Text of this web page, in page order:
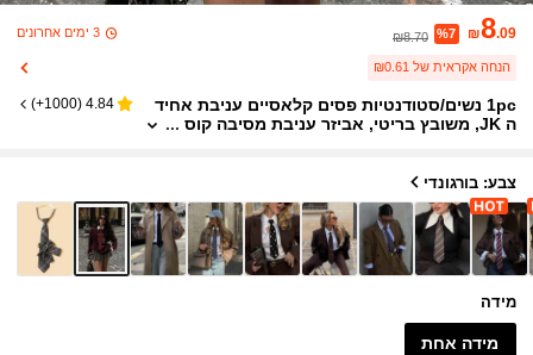
₪8.09
%7
₪8.70 3 ימים אחרונים
הנחה אקראית של ₪0.61
1pc נשים/סטודנטיות פסים קלאסיים עניבת אחיד
ה JK, משובץ בריטי, אביזר עניבת מסיבה קוס
4.84
(
1000+
)
צבע: בורגונדי
מידה
מידה אחת